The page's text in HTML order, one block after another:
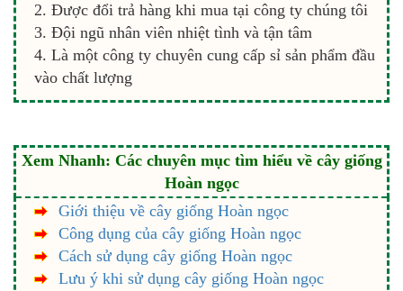
Được đổi trả hàng khi mua tại công ty chúng tôi
Đội ngũ nhân viên nhiệt tình và tận tâm
Là một công ty chuyên cung cấp sỉ sản phẩm đầu
vào chất lượng
Xem Nhanh: Các chuyên mục tìm hiểu về cây giống
Hoàn ngọc
Giới thiệu về cây giống Hoàn ngọc
Công dụng của cây giống Hoàn ngọc
Cách sử dụng cây giống Hoàn ngọc
Lưu ý khi sử dụng cây giống Hoàn ngọc